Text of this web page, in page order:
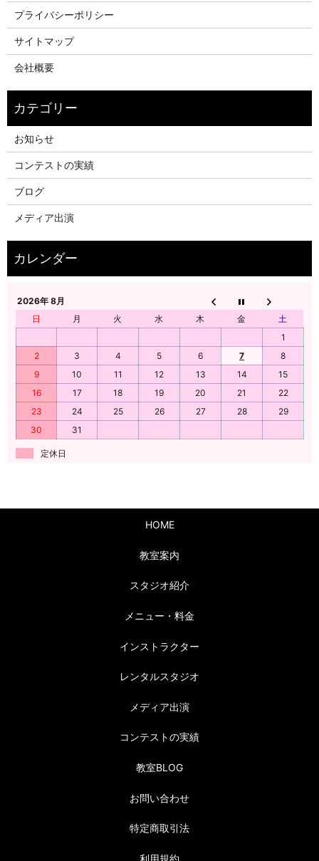
プライバシーポリシー
サイトマップ
会社概要
お知らせ
コンテストの実績
ブログ
メディア出演
2026年 8月
日
月 火 水 木 金
土
1
2
3 4 5 6 7
8
9
10 11 12 13 14
15
16
17 18 19 20 21
22
23
24 25 26 27 28
29
30
31
定休日
HOME
教室案内
スタジオ紹介
メニュー・料金
インストラクター
レンタルスタジオ
メディア出演
コンテストの実績
教室BLOG
お問い合わせ
特定商取引法
利用規約